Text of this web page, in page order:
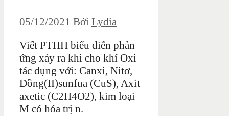
05/12/2021 Bởi Lydia
Viết PTHH biểu diễn phản
ứng xảy ra khi cho khí Oxi
tác dụng với: Canxi, Nitơ,
Đồng(II)sunfua (CuS), Axit
axetic (C2H4O2), kim loại
M có hóa trị n.